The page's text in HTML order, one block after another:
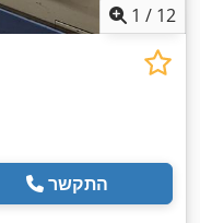
1 / 12
התקשר